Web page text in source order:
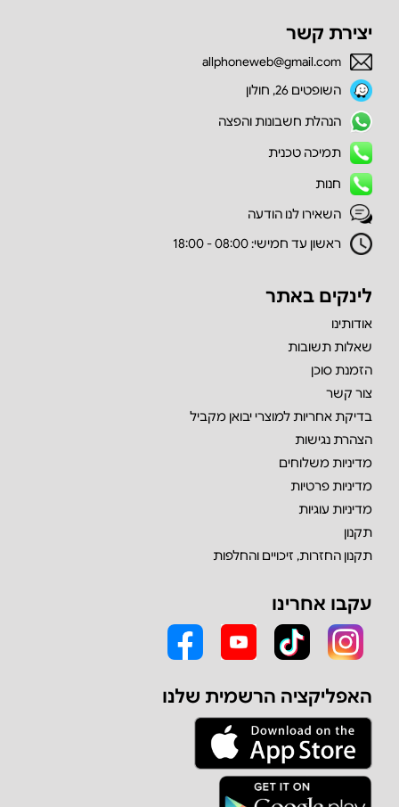
יצירת קשר
allphoneweb@gmail.com
השופטים 26, חולון
הנהלת חשבונות והפצה
תמיכה טכנית
חנות
השאירו לנו הודעה
ראשון עד חמישי: 08:00 - 18:00
לינקים באתר
אודותינו
שאלות תשובות
הזמנת סוכן
צור קשר
בדיקת אחריות למוצרי יבואן מקביל
הצהרת נגישות
מדיניות משלוחים
מדיניות פרטיות
מדיניות עוגיות
תקנון
תקנון החזרות, זיכויים והחלפות
עקבו אחרינו
האפליקציה הרשמית שלנו